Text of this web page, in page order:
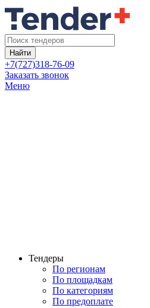
Найти
+7(727)318-76-09
Заказать звонок
Меню
Тендеры
По регионам
По площадкам
По категориям
По предоплате